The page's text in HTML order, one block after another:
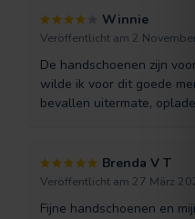
Winnie
Veröffentlicht am 2
De handschoenen zijn
wilde ik voor dit goede
bevallen uitermate,
Brenda V T
Veröffentlicht am 27 März
Fijne handschoenen en